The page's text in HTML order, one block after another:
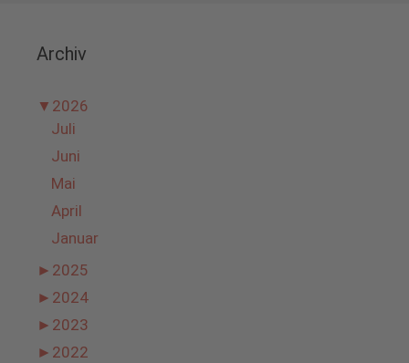
Archiv
▼ 2026
Juli
Juni
Mai
April
Januar
► 2025
► 2024
► 2023
► 2022